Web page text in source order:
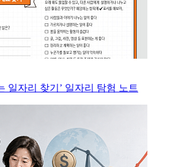
일자리 찾기’ 일자리 탐험 노트